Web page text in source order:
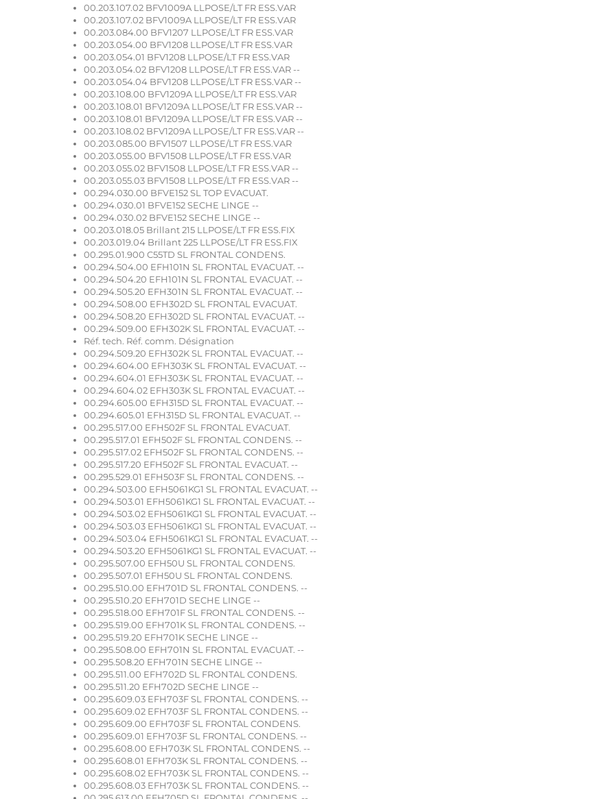
00.203.107.02 BFV1009A LLPOSE/LT FR ESS.VAR
00.203.107.02 BFV1009A LLPOSE/LT FR ESS.VAR
00.203.084.00 BFV1207 LLPOSE/LT FR ESS.VAR
00.203.054.00 BFV1208 LLPOSE/LT FR ESS.VAR
00.203.054.01 BFV1208 LLPOSE/LT FR ESS.VAR
00.203.054.02 BFV1208 LLPOSE/LT FR ESS.VAR --
00.203.054.04 BFV1208 LLPOSE/LT FR ESS.VAR --
00.203.108.00 BFV1209A LLPOSE/LT FR ESS.VAR
00.203.108.01 BFV1209A LLPOSE/LT FR ESS.VAR --
00.203.108.01 BFV1209A LLPOSE/LT FR ESS.VAR --
00.203.108.02 BFV1209A LLPOSE/LT FR ESS.VAR --
00.203.085.00 BFV1507 LLPOSE/LT FR ESS.VAR
00.203.055.00 BFV1508 LLPOSE/LT FR ESS.VAR
00.203.055.02 BFV1508 LLPOSE/LT FR ESS.VAR --
00.203.055.03 BFV1508 LLPOSE/LT FR ESS.VAR --
00.294.030.00 BFVE152 SL TOP EVACUAT.
00.294.030.01 BFVE152 SECHE LINGE --
00.294.030.02 BFVE152 SECHE LINGE --
00.203.018.05 Brillant 215 LLPOSE/LT FR ESS.FIX
00.203.019.04 Brillant 225 LLPOSE/LT FR ESS.FIX
00.295.01.900 C55TD SL FRONTAL CONDENS.
00.294.504.00 EFH101N SL FRONTAL EVACUAT. --
00.294.504.20 EFH101N SL FRONTAL EVACUAT. --
00.294.505.20 EFH301N SL FRONTAL EVACUAT. --
00.294.508.00 EFH302D SL FRONTAL EVACUAT.
00.294.508.20 EFH302D SL FRONTAL EVACUAT. --
00.294.509.00 EFH302K SL FRONTAL EVACUAT. --
Réf. tech. Réf. comm. Désignation
00.294.509.20 EFH302K SL FRONTAL EVACUAT. --
00.294.604.00 EFH303K SL FRONTAL EVACUAT. --
00.294.604.01 EFH303K SL FRONTAL EVACUAT. --
00.294.604.02 EFH303K SL FRONTAL EVACUAT. --
00.294.605.00 EFH315D SL FRONTAL EVACUAT. --
00.294.605.01 EFH315D SL FRONTAL EVACUAT. --
00.295.517.00 EFH502F SL FRONTAL EVACUAT.
00.295.517.01 EFH502F SL FRONTAL CONDENS. --
00.295.517.02 EFH502F SL FRONTAL CONDENS. --
00.295.517.20 EFH502F SL FRONTAL EVACUAT. --
00.295.529.01 EFH503F SL FRONTAL CONDENS. --
00.294.503.00 EFH5061KG1 SL FRONTAL EVACUAT. --
00.294.503.01 EFH5061KG1 SL FRONTAL EVACUAT. --
00.294.503.02 EFH5061KG1 SL FRONTAL EVACUAT. --
00.294.503.03 EFH5061KG1 SL FRONTAL EVACUAT. --
00.294.503.04 EFH5061KG1 SL FRONTAL EVACUAT. --
00.294.503.20 EFH5061KG1 SL FRONTAL EVACUAT. --
00.295.507.00 EFH50U SL FRONTAL CONDENS.
00.295.507.01 EFH50U SL FRONTAL CONDENS.
00.295.510.00 EFH701D SL FRONTAL CONDENS. --
00.295.510.20 EFH701D SECHE LINGE --
00.295.518.00 EFH701F SL FRONTAL CONDENS. --
00.295.519.00 EFH701K SL FRONTAL CONDENS. --
00.295.519.20 EFH701K SECHE LINGE --
00.295.508.00 EFH701N SL FRONTAL EVACUAT. --
00.295.508.20 EFH701N SECHE LINGE --
00.295.511.00 EFH702D SL FRONTAL CONDENS.
00.295.511.20 EFH702D SECHE LINGE --
00.295.609.03 EFH703F SL FRONTAL CONDENS. --
00.295.609.02 EFH703F SL FRONTAL CONDENS. --
00.295.609.00 EFH703F SL FRONTAL CONDENS.
00.295.609.01 EFH703F SL FRONTAL CONDENS. --
00.295.608.00 EFH703K SL FRONTAL CONDENS. --
00.295.608.01 EFH703K SL FRONTAL CONDENS. --
00.295.608.02 EFH703K SL FRONTAL CONDENS. --
00.295.608.03 EFH703K SL FRONTAL CONDENS. --